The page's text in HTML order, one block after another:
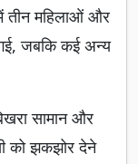
तीन महिलाओं और
जबकि कई अन्य
सामान और
को झकझोर देने